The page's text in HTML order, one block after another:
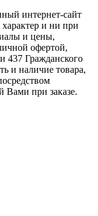
интернет-сайт
и ни при
и цены,
офертой,
437 Гражданского
и наличие товара,
Вами при заказе.